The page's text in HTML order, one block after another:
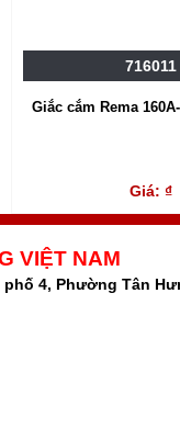
716011
Giắc cắm Rema
Giá: ₫
VIỆT NAM
4, Phường Tân